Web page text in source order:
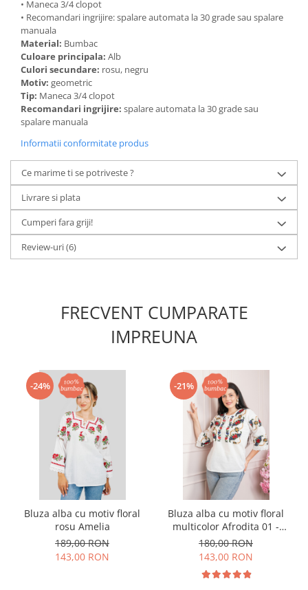
• Maneca 3/4 clopot
• Recomandari ingrijire: spalare automata la 30 grade sau spalare
manuala
Material: Bumbac
Culoare principala: Alb
Culori secundare: rosu, negru
Motiv: geometric
Tip: Maneca 3/4 clopot
Recomandari ingrijire: spalare automata la 30 grade sau
spalare manuala
Informatii conformitate produs
Ce marime ti se potriveste ?
Livrare si plata
Cumperi fara griji!
Review-uri(6)
FRECVENT CUMPARATE
IMPREUNA
-24%
Bluza alba cu motiv floral
rosu Amelia
189,00 RON
143,00 RON
-21%
Bluza alba cu motiv floral
multicolor Afrodita 01 -
maneca scurta
180,00 RON
143,00 RON